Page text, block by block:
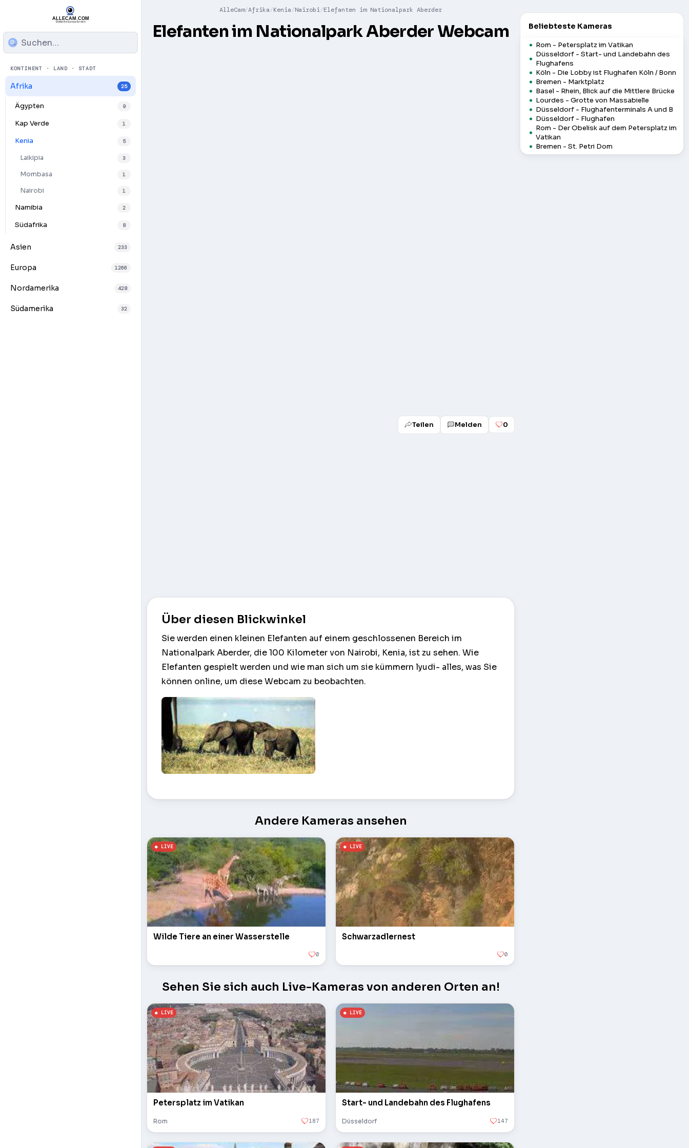
KONTINENT · LAND · STADT
Afrika 25
Ägypten 9
Kap Verde 1
Kenia 5
Laikipia 3
Mombasa 1
Nairobi 1
Namibia 2
Südafrika 8
Asien 233
Europa 1266
Nordamerika 428
Südamerika 32
AlleCam Afrika Kenia Nairobi Elefanten im Nationalpark Aberder
Elefanten im Nationalpark Aberder Webcam
Teilen Melden 0
Über diesen Blickwinkel
Sie werden einen kleinen Elefanten auf einem geschlossenen Bereich im
Nationalpark Aberder, die 100 Kilometer von Nairobi, Kenia, ist zu sehen. Wie
Elefanten gespielt werden und wie man sich um sie kümmern lyudi- alles, was Sie
können online, um diese Webcam zu beobachten.
Andere Kameras ansehen
Wilde Tiere an einer Wasserstelle
0
Schwarzadlernest
0
Sehen Sie sich auch Live-Kameras von anderen Orten an!
Petersplatz im Vatikan
Rom 187
Start- und Landebahn des Flughafens
Düsseldorf 147
Beliebteste Kameras
Rom - Petersplatz im Vatikan
Düsseldorf - Start- und Landebahn des
Flughafens
Köln - Die Lobby ist Flughafen Köln / Bonn
Bremen - Marktplatz
Basel - Rhein, Blick auf die Mittlere Brücke
Lourdes - Grotte von Massabielle
Düsseldorf - Flughafenterminals A und B
Düsseldorf - Flughafen
Rom - Der Obelisk auf dem Petersplatz im
Vatikan
Bremen - St. Petri Dom